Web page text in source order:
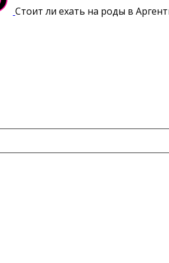
Стоит ли ехать на роды в